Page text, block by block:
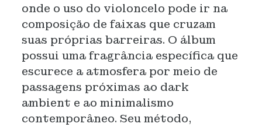
onde o uso do violoncelo pode ir na
composição de faixas que cruzam
suas próprias barreiras. O álbum
possui uma fragrância específica que
escurece a atmosfera por meio de
passagens próximas ao dark
ambient e ao minimalismo
contemporâneo. Seu método,